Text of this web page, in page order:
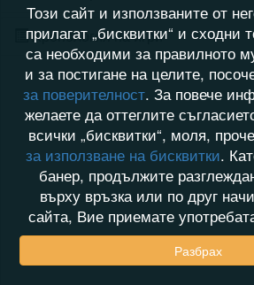
Хронология на игри
Този сайт и използваните от
прилагат „бисквитки“ и сходни
са необходими за правилното
и за постигане на целите,
за поверителност. За повече
желаете да оттеглите
всички „бисквитки“, моля,
за използване на бисквитки.
банер, продължите
върху връзка или по друг
сайта, Вие приемате
Разбрах